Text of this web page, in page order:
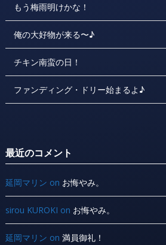
もう梅雨明けかな！
俺の大好物が来る〜♪
チキン南蛮の日！
ファンディング・ドリー始まるよ♪
最近のコメント
延岡マリン on お悔やみ。
sirou KUROKI on お悔やみ。
延岡マリン on 満員御礼！